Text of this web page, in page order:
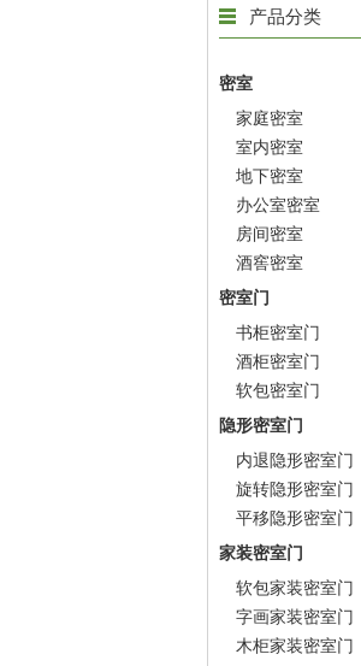
产品分类
密室
家庭密室
室内密室
地下密室
办公室密室
房间密室
酒窖密室
密室门
书柜密室门
酒柜密室门
软包密室门
隐形密室门
内退隐形密室门
旋转隐形密室门
平移隐形密室门
家装密室门
软包家装密室门
字画家装密室门
木柜家装密室门